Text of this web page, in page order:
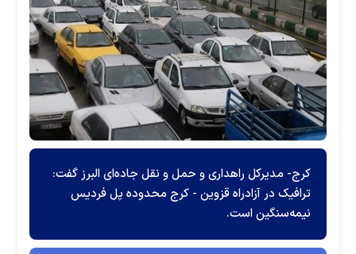
کرج- مدیرکل راهداری و حمل و نقل جاده‌ای البرز گفت:
ترافیک در آزادراه قزوین - کرج محدوده پل فردیس
نیمه‌سنگین است.